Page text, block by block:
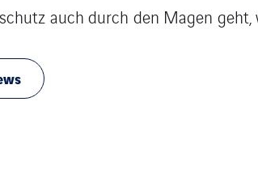
auch durch den Magen